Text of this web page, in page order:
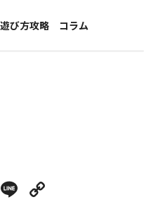
遊び方攻略
コラム
インタビュー
X Line